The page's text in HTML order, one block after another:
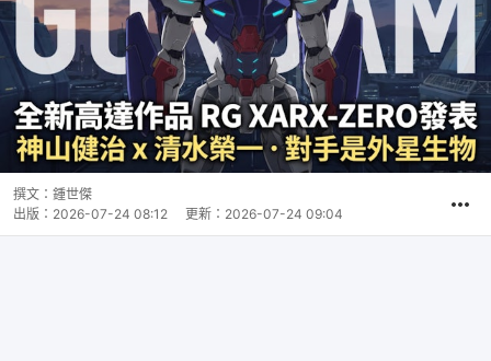
撰文： 鍾世傑
出版： 2026-07-24 08:12 更新： 2026-07-24 09:04